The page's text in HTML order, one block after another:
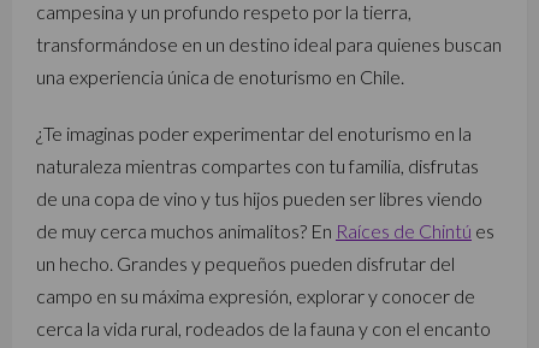
campesina y un profundo respeto por la tierra,
transformándose en un destino ideal para quienes buscan
una experiencia única de enoturismo en Chile.
¿Te imaginas poder experimentar del enoturismo en la
naturaleza mientras compartes con tu familia, disfrutas
de una copa de vino y tus hijos pueden ser libres viendo
de muy cerca muchos animalitos? En Raíces de Chintú es
un hecho. Grandes y pequeños pueden disfrutar del
campo en su máxima expresión, explorar y conocer de
cerca la vida rural, rodeados de la fauna y con el encanto